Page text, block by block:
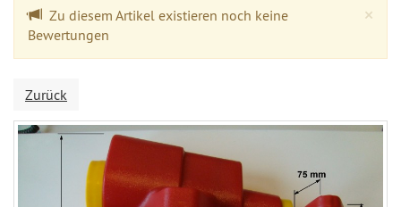
×
Zu diesem Artikel existieren noch keine
Bewertungen
Zurück